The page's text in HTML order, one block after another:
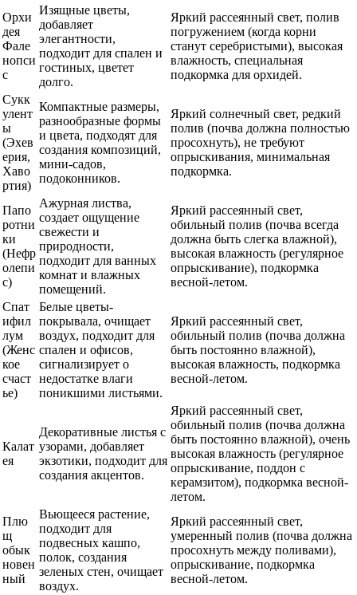
Орхи
дея
Фале
нопси
с
Изящные цветы,
добавляет
элегантности,
подходит для спален и
гостиных, цветет
долго.
Яркий рассеянный свет, полив
погружением (когда корни
станут серебристыми), высокая
влажность, специальная
подкормка для орхидей.
Сукк
улент
ы
(Эхев
ерия,
Хаво
ртия)
Компактные размеры,
разнообразные формы
и цвета, подходят для
создания композиций,
мини-садов,
подоконников.
Яркий солнечный свет, редкий
полив (почва должна полностью
просохнуть), не требуют
опрыскивания, минимальная
подкормка.
Папо
ротни
ки
(Нефр
олепи
с)
Ажурная листва,
создает ощущение
свежести и
природности,
подходит для ванных
комнат и влажных
помещений.
Яркий рассеянный свет,
обильный полив (почва всегда
должна быть слегка влажной),
высокая влажность (регулярное
опрыскивание), подкормка
весной-летом.
Спат
ифил
лум
(Женс
кое
счаст
ье)
Белые цветы-
покрывала, очищает
воздух, подходит для
спален и офисов,
сигнализирует о
недостатке влаги
поникшими листьями.
Яркий рассеянный свет,
обильный полив (почва должна
быть постоянно влажной),
высокая влажность, подкормка
весной-летом.
Калат
ея
Декоративные листья с
узорами, добавляет
экзотики, подходит для
создания акцентов.
Яркий рассеянный свет,
обильный полив (почва должна
быть постоянно влажной), очень
высокая влажность (регулярное
опрыскивание, поддон с
керамзитом), подкормка весной-
летом.
Плю
щ
обык
новен
ный
Вьющееся растение,
подходит для
подвесных кашпо,
полок, создания
зеленых стен, очищает
воздух.
Яркий рассеянный свет,
умеренный полив (почва должна
просохнуть между поливами),
опрыскивание, подкормка
весной-летом.